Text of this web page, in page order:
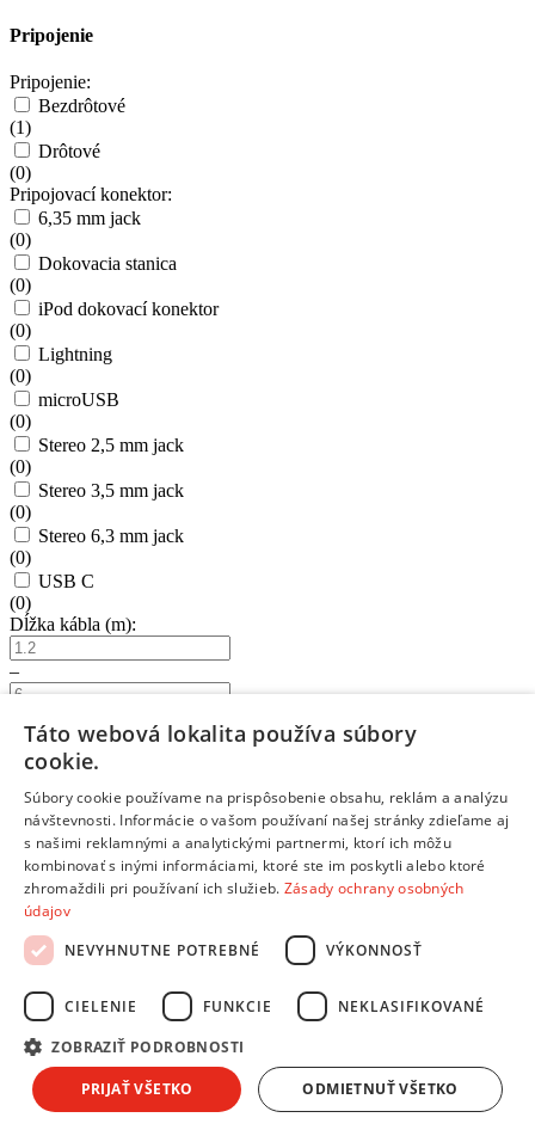
Pripojenie
Pripojenie:
Bezdrôtové
(1)
Drôtové
(0)
Pripojovací konektor:
6,35 mm jack
(0)
Dokovacia stanica
(0)
iPod dokovací konektor
(0)
Lightning
(0)
microUSB
(0)
Stereo 2,5 mm jack
(0)
Stereo 3,5 mm jack
(0)
Stereo 6,3 mm jack
(0)
USB C
(0)
Dĺžka kábla (m):
–
Napájanie
Výdrž batérií (hod.):
Zobraziť1produktov Zrušiť výber Zavrieť filter
Parametre filtra:
Odporúčané Podľa názvu A-Z
Podľa názvu Z-A
173743
Audio slúchadlá
Táto webová lokalita používa súbory
cookie.
Súbory cookie používame na prispôsobenie obsahu, reklám a analýzu
návštevnosti. Informácie o vašom používaní našej stránky zdieľame aj
s našimi reklamnými a analytickými partnermi, ktorí ich môžu
kombinovať s inými informáciami, ktoré ste im poskytli alebo ktoré
zhromaždili pri používaní ich služieb. Zásady ochrany osobných
údajov
NEVYHNUTNE POTREBNÉ
VÝKONNOSŤ
CIELENIE FUNKCIE NEKLASIFIKOVANÉ
ZOBRAZIŤ PODROBNOSTI
PRIJAŤ VŠETKO ODMIETNUŤ VŠETKO